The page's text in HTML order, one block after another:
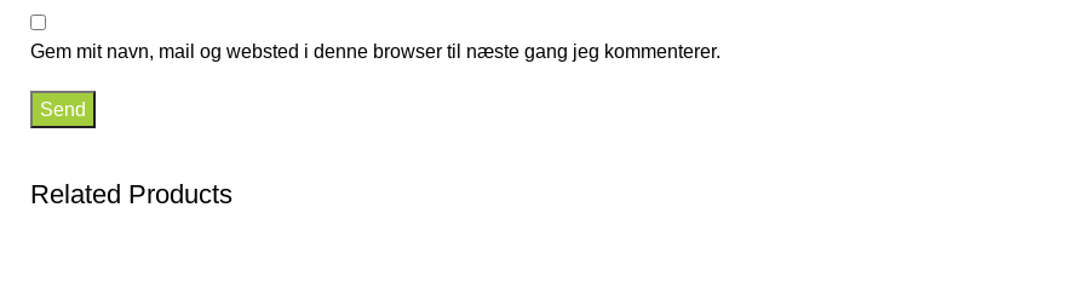
Gem mit navn, mail og websted i denne browser til næste gang jeg kommenterer.
Related Products